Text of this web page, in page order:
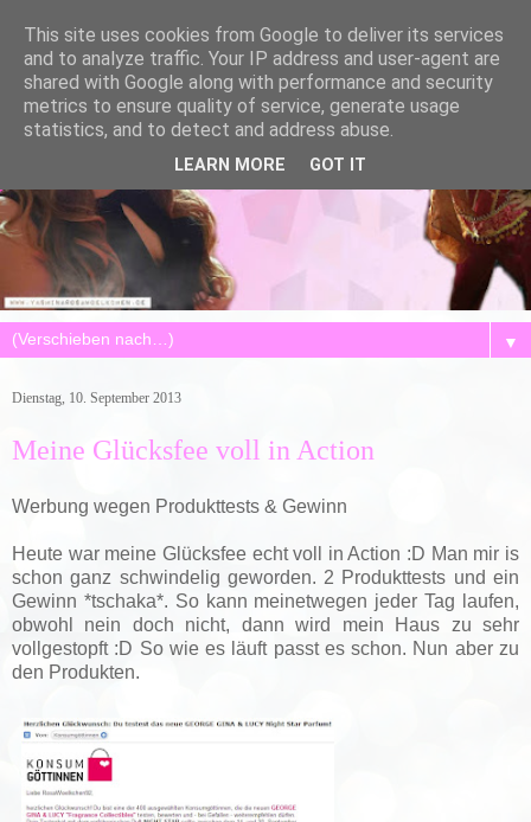
▼
Dienstag, 10. September 2013
Meine Glücksfee voll in Action
Werbung wegen Produkttests & Gewinn
Heute war meine Glücksfee echt voll in Action :D Man mir is
schon ganz schwindelig geworden. 2 Produkttests und ein
Gewinn *tschaka*. So kann meinetwegen jeder Tag laufen,
obwohl nein doch nicht, dann wird mein Haus zu sehr
vollgestopft :D So wie es läuft passt es schon. Nun aber zu
den Produkten.
This site uses cookies from Google to deliver its services
and to analyze traffic. Your IP address and user-agent are
shared with Google along with performance and security
metrics to ensure quality of service, generate usage
statistics, and to detect and address abuse.
LEARN MORE GOT IT